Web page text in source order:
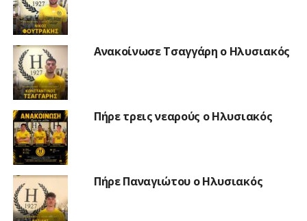
Ανακοίνωσε Τσαγγάρη ο Ηλυσιακός
Πήρε τρεις νεαρούς ο Ηλυσιακός
Πήρε Παναγιώτου ο Ηλυσιακός